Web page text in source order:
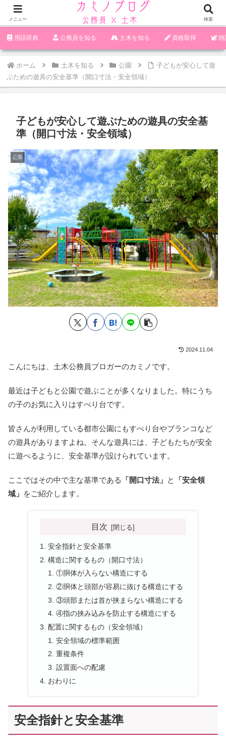
‪︎‬‪︎︎︎︎︎用語辞典 ‪︎‬‪︎︎︎︎︎公務員を知る 土木を知る 資格取得 雑
ホーム 土木を知る 公園
子どもが安心して遊
ぶための遊具の安全基準（開口寸法・安全領域）
子どもが安心して遊ぶための遊具の安全基
準（開口寸法・安全領域）
公園
2024.11.04
こんにちは、土木公務員ブロガーのカミノです。
最近は子どもと公園で遊ぶことが多くなりました。特にうち
の子のお気に入りはすべり台です。
皆さんが利用している都市公園にもすべり台やブランコなど
の遊具がありますよね。そんな遊具には、子どもたちが安全
に遊べるように、安全基準が設けられています。
ここではその中で主な基準である 「開口寸法」 と
「安全領
域」 をご紹介します。
目次
安全指針と安全基準
構造に関するもの（開口寸法）
①胴体が入らない構造にする
②胴体と頭部が容易に抜ける構造にする
③頭部または首が挟まらない構造にする
④指の挟み込みを防止する構造にする
配置に関するもの（安全領域）
安全領域の標準範囲
重複条件
設置面への配慮
おわりに
安全指針と安全基準
メニュー 検索